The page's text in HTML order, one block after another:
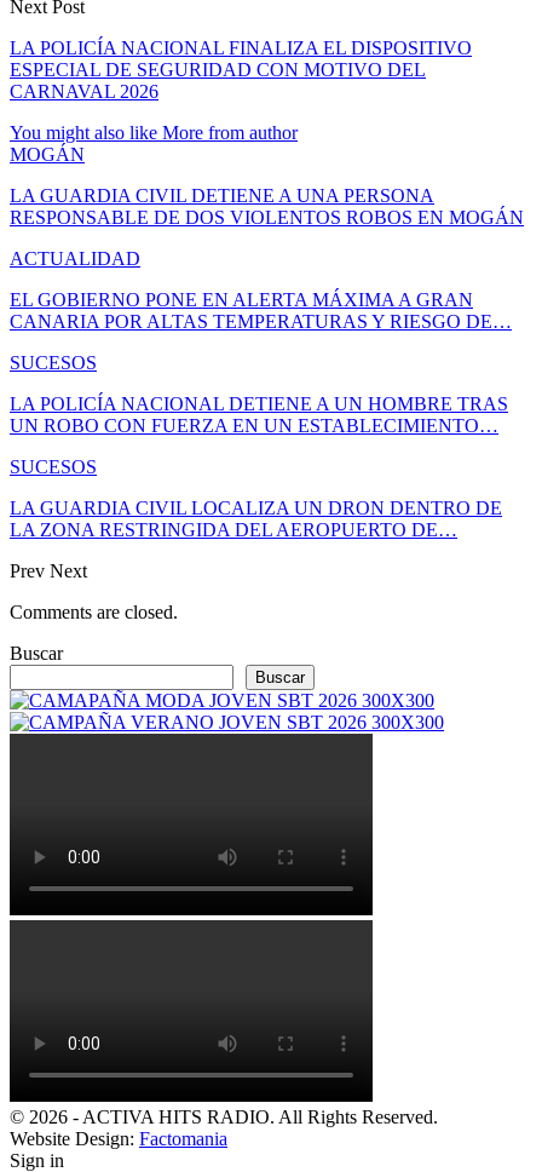
Next Post
LA POLICÍA NACIONAL FINALIZA EL DISPOSITIVO
ESPECIAL DE SEGURIDAD CON MOTIVO DEL
CARNAVAL 2026
You might also like More from author
MOGÁN
LA GUARDIA CIVIL DETIENE A UNA PERSONA
RESPONSABLE DE DOS VIOLENTOS ROBOS EN MOGÁN
ACTUALIDAD
EL GOBIERNO PONE EN ALERTA MÁXIMA A GRAN
CANARIA POR ALTAS TEMPERATURAS Y RIESGO DE…
SUCESOS
LA POLICÍA NACIONAL DETIENE A UN HOMBRE TRAS
UN ROBO CON FUERZA EN UN ESTABLECIMIENTO…
SUCESOS
LA GUARDIA CIVIL LOCALIZA UN DRON DENTRO DE
LA ZONA RESTRINGIDA DEL AEROPUERTO DE…
Prev Next
Comments are closed.
Buscar
Buscar
© 2026 - ACTIVA HITS RADIO. All Rights Reserved.
Website Design: Factomania
Sign in